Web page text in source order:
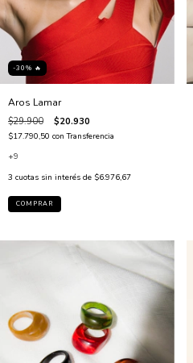
-30% 🔥
Aros Lamar
$29.900 $20.930
$17.790,50 con Transferencia
+9
3 cuotas sin interés de $6.976,67
COMPRAR